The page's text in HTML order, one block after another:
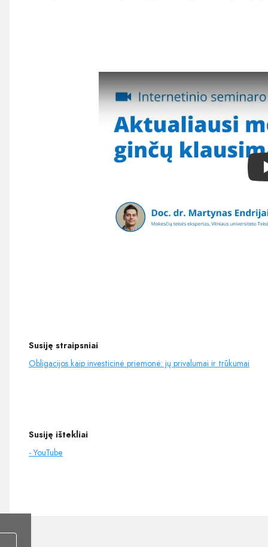
Susiję straipsniai
Obligacijos kaip investicinė priemonė: jų privalumai ir trūkumai
Susiję ištekliai
- YouTube